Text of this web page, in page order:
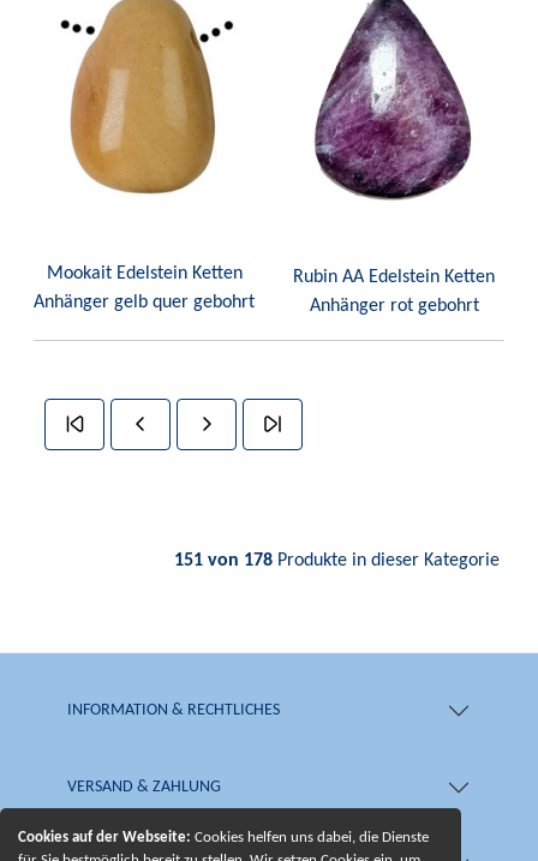
Cookies auf der Webseite:Cookies helfen uns dabei, die Dienste
Mookait Edelstein Ketten
Anhänger gelb quer gebohrt
Rubin AA Edelstein Ketten
Anhänger rot gebohrt
151 von 178 Produkte in dieser Kategorie
INFORMATION & RECHTLICHES
VERSAND & ZAHLUNG